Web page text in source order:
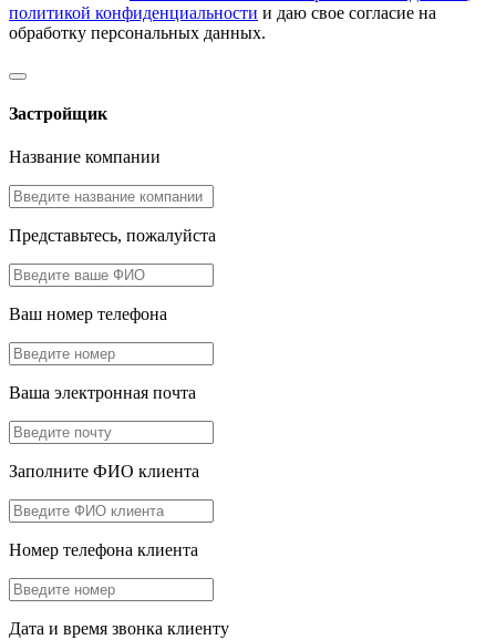
политикой конфиденциальности и даю свое согласие на
обработку персональных данных.
Застройщик
Название компании
Представьтесь, пожалуйста
Ваш номер телефона
Ваша электронная почта
Заполните ФИО клиента
Номер телефона клиента
Дата и время звонка клиенту